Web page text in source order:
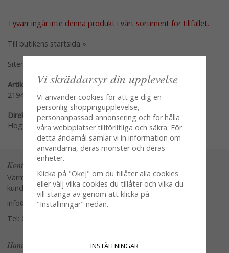
Tyvärr ingår inte denna produkt i vårt sortiment för tillfället.
Till butikens startsida »
Sitemap »
Artikelnummer:
2194-80
Direktlänk:
Högerklicka och kopiera adressen
Kontakta oss
Varmt välkommen att kontakta vår
kundtjänst.
info@glasverandan.se
Tel: 079-3495968
Handla
Vi skräddarsyr din upplevelse
Vi använder cookies för att ge dig en
personlig shoppingupplevelse,
personanpassad annonsering och för hålla
våra webbplatser tillförlitliga och säkra. För
detta ändamål samlar vi in information om
användarna, deras mönster och deras
enheter.
Klicka på "Okej" om du tillåter alla cookies
eller välj vilka cookies du tillåter och vilka du
vill stänga av genom att klicka på
"Inställningar" nedan.
INSTÄLLNINGAR